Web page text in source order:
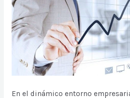
Minería
Hidrocarburos
En el dinámico entorno